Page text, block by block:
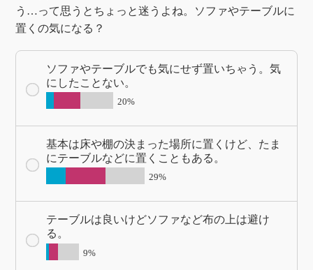
う…って思うとちょっと迷うよね。ソファやテーブルに
置くの気になる？
ソファやテーブルでも気にせず置いちゃう。気
にしたことない。
20%
基本は床や棚の決まった場所に置くけど、たま
にテーブルなどに置くこともある。
29%
テーブルは良いけどソファなど布の上は避け
る。
9%